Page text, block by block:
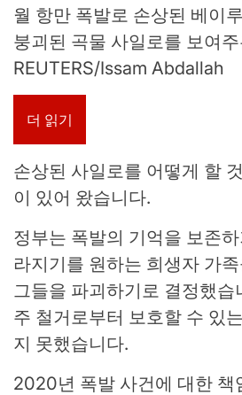
월 항만 폭발로 손상된 베이
붕괴된 곡물 사일로를 보여
REUTERS/Issam Abdallah
더 읽기
손상된 사일로를 어떻게 할
이 있어 왔습니다.
정부는 폭발의 기억을 보존
라지기를 원하는 희생자 가
그들을 파괴하기로 결정했
주 철거로부터 보호할 수 있
지 못했습니다.
2020년 폭발 사건에 대한 책